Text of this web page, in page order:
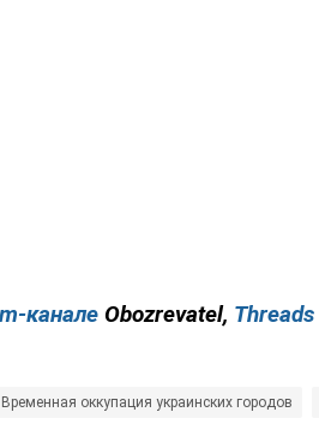
канале Obozrevatel, Threads
Временная оккупация украинских городов